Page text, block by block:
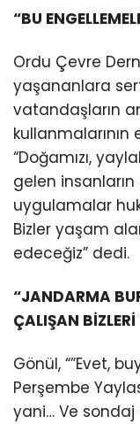
“BU
Ordu Çevre
yaşananlara
vatandaşların
“Doğamızı,
gelen insanların
uygulamalar
Bizler yaşam
edeceğiz” dedi.
“JANDARMA
ÇALIŞAN
Gönül, “”Evet,
Perşembe
yani… Ve sondaj